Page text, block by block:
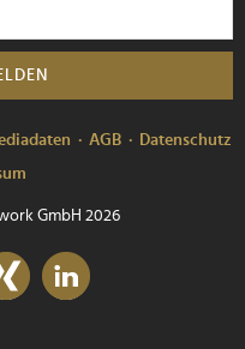
AGB
Datenschutz
GmbH 2026